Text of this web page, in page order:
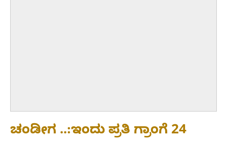
ಚಂಡೀಗ ..:ಇಂದು ಪ್ರತಿ ಗ್ರಾಂಗೆ 24